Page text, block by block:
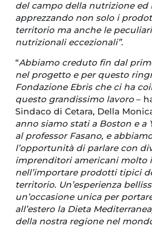
del campo della nutrizione
apprezzando non solo i
territorio ma anche le
nutrizionali eccezionali”.
“Abbiamo creduto fin dal
nel progetto e per questo
Fondazione Ebris che ci ha
questo grandissimo lavoro –
Sindaco di Cetara, Della
anno siamo stati a Boston e a
al professor Fasano, e
l’opportunità di parlare con
imprenditori americani molto
nell’importare prodotti tipici
territorio. Un’esperienza
un’occasione unica per
all’estero la Dieta
della nostra regione nel